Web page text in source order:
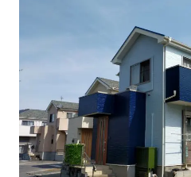
いえもる
外壁のミカタ（塗り替え相談
住まい探しのミカタ
施工事例
外壁セルフチェック
無料点検・お見積もり